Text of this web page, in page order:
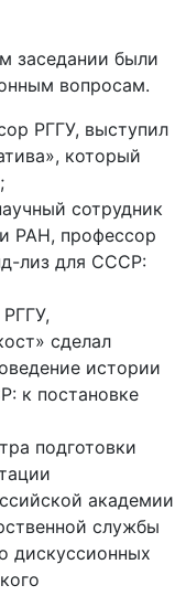
заседании были
вопросам.
РГГУ, выступил
который
сотрудник
РАН, профессор
лиз для СССР:
сделал
истории
к постановке
подготовки
академии
службы
дискуссионных